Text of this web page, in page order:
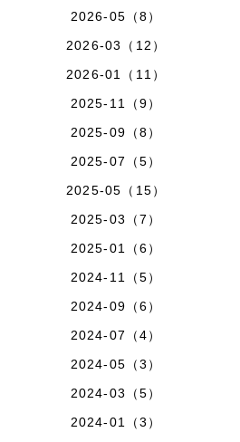
2026-05（8）
2026-03（12）
2026-01（11）
2025-11（9）
2025-09（8）
2025-07（5）
2025-05（15）
2025-03（7）
2025-01（6）
2024-11（5）
2024-09（6）
2024-07（4）
2024-05（3）
2024-03（5）
2024-01（3）